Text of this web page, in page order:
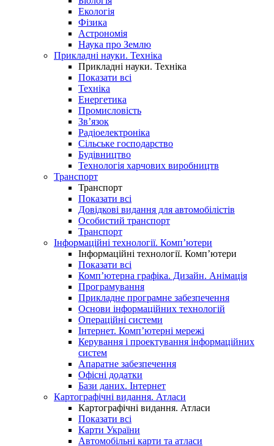
Екологія
Фізика
Астрономія
Наука про Землю
Прикладні науки. Техніка
Прикладні науки. Техніка
Показати всі
Техніка
Енергетика
Промисловість
Зв’язок
Радіоелектроніка
Сільське господарство
Будівництво
Технологія харчових виробництв
Транспорт
Транспорт
Показати всі
Довідкові видання для автомобілістів
Особистий транспорт
Транспорт
Інформаційні технології. Комп’ютери
Інформаційні технології. Комп’ютери
Показати всі
Комп’ютерна графіка. Дизайн. Анімація
Програмування
Прикладне програмне забезпечення
Основи інформаційних технологій
Операційні системи
Інтернет. Комп’ютерні мережі
Керування і проектування інформаційних
систем
Апаратне забезпечення
Офісні додатки
Бази даних. Інтернет
Картографічні видання. Атласи
Картографічні видання. Атласи
Показати всі
Карти України
Автомобільні карти та атласи